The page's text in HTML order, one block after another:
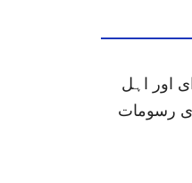
اور اہل
رسومات